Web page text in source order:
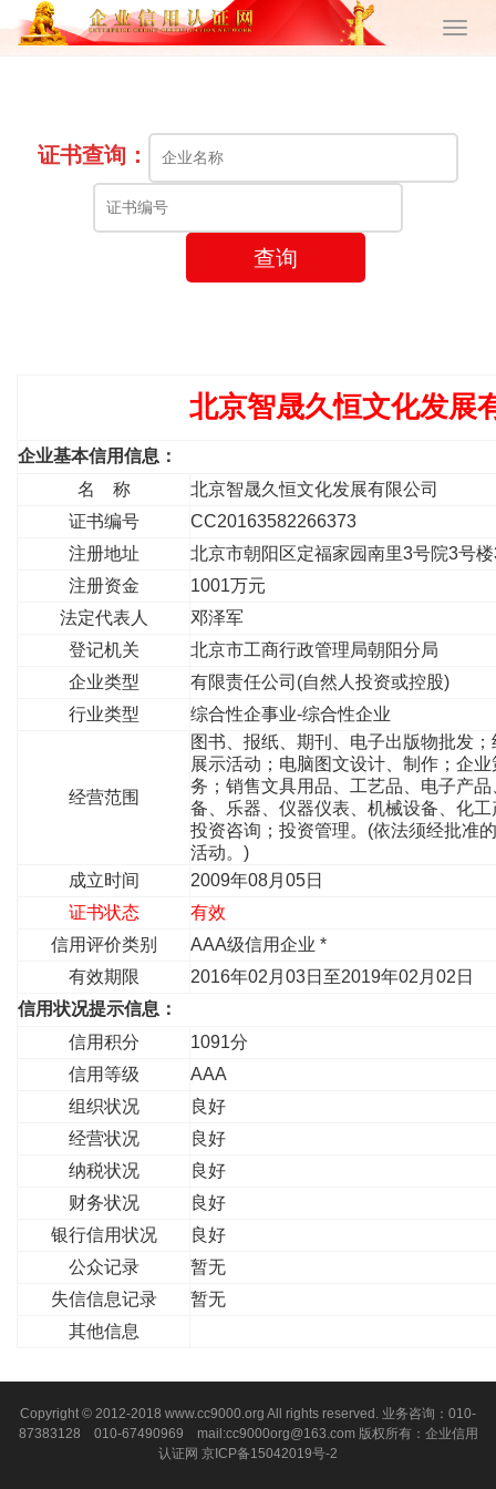
证书查询：
查询
北京智晟久恒文化发展
企业基本信用信息：
名 称
北京智晟久恒文化发展有限公司
证书编号
CC20163582266373
注册地址
北京市朝阳区定福家园南里3号院3号
注册资金
1001万元
法定代表人
邓泽军
登记机关
北京市工商行政管理局朝阳分局
企业类型
有限责任公司(自然人投资或控股)
行业类型
综合性企事业-综合性企业
经营范围
图书、报纸、期刊、电子出版物批发
展示活动；电脑图文设计、制作；企
务；销售文具用品、工艺品、电子产
备、乐器、仪器仪表、机械设备、化
投资咨询；投资管理。(依法须经批准
活动。)
成立时间
2009年08月05日
证书状态
有效
信用评价类别
AAA级信用企业 *
有效期限
2016年02月03日至2019年02月02日
信用状况提示信息：
信用积分
1091分
信用等级
AAA
组织状况
良好
经营状况
良好
纳税状况
良好
财务状况
良好
银行信用状况
良好
公众记录
暂无
失信信息记录
暂无
其他信息
Copyright © 2012-2018 www.cc9000.org All rights reserved. 业务咨询：010-
87383128 010-67490969 mail:cc9000org@163.com 版权所有：企业信用
认证网 京ICP备15042019号-2